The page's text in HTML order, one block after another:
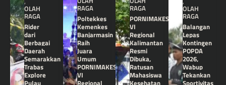
OLAH
RAGA
Rider
dari
Berbagai
Daerah
Semarakkan
Trabas
Explore
RAGA
Poltekkes
Kemenkes
Banjarmasin
Raih
Juara
Umum
PORNIMAKES
VI
RAGA
PORNIMAKES
VI
Regional
Kalimantan
Resmi
Dibuka,
Ratusan
Mahasiswa
OLAH
RAGA
Balangan
Lepas
Kontingen
POPDA
2026,
Wabup
Tekankan